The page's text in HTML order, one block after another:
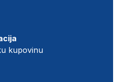
kupovinu